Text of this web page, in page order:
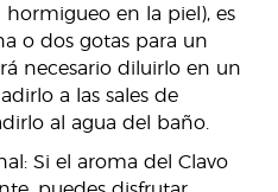
hormigueo en la piel), es
o dos gotas para un
necesario diluirlo en un
a las sales de
al agua del baño.
Si el aroma del Clavo